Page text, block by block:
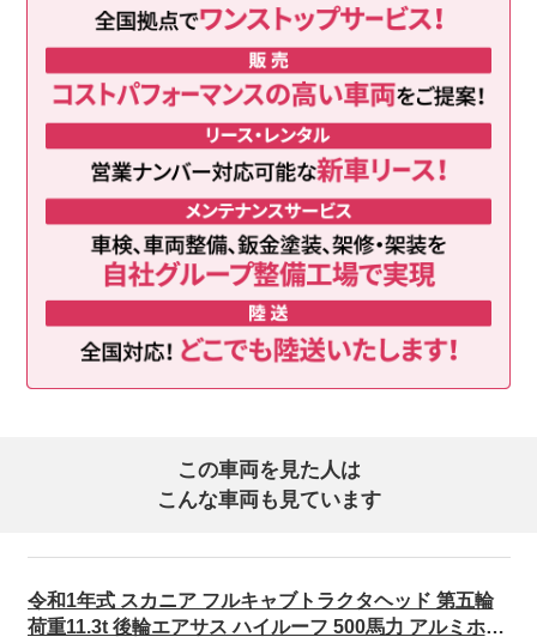
この車両を見た人は
こんな車両も見ています
令和1年式 スカニア フルキャブトラクタヘッド 第五輪
荷重11.3t 後輪エアサス ハイルーフ 500馬力 アルミホイ